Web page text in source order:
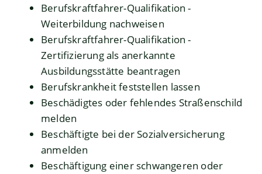
Berufskraftfahrer-Qualifikation -
Weiterbildung nachweisen
Berufskraftfahrer-Qualifikation -
Zertifizierung als anerkannte
Ausbildungsstätte beantragen
Berufskrankheit feststellen lassen
Beschädigtes oder fehlendes Straßenschild
melden
Beschäftigte bei der Sozialversicherung
anmelden
Beschäftigung einer schwangeren oder